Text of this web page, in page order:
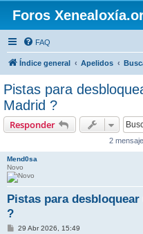
Foros
FAQ
Índice general Apelidos
Pistas para
Madrid ?
Responder
2
Mend0sa
Novo
Pistas para
?
M29 Abr 2026, 15:49